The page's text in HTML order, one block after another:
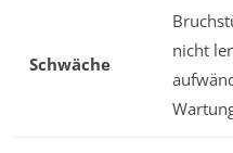
Schwäche
nicht